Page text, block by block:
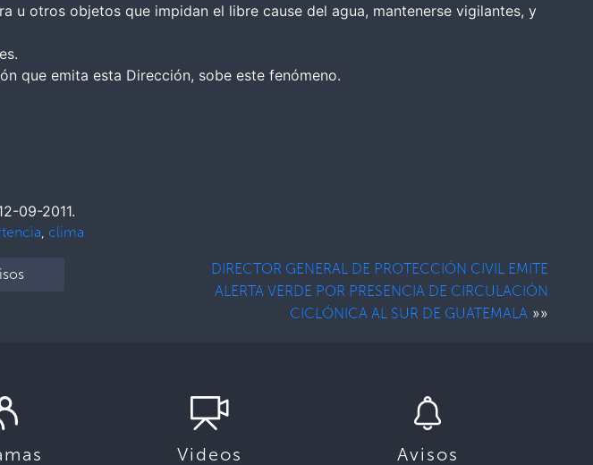
u otros objetos que impidan el libre cause del agua, mantenerse vigilantes, y
que emita esta Dirección, sobe este fenómeno.
09-2011.
, clima
DIRECTOR GENERAL DE PROTECCIÓN CIVIL EMITE
ALERTA VERDE POR PRESENCIA DE CIRCULACIÓN
CICLÓNICA AL SUR DE GUATEMALA »»
Videos Avisos